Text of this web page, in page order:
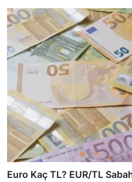
Euro Kaç TL? EUR/TL